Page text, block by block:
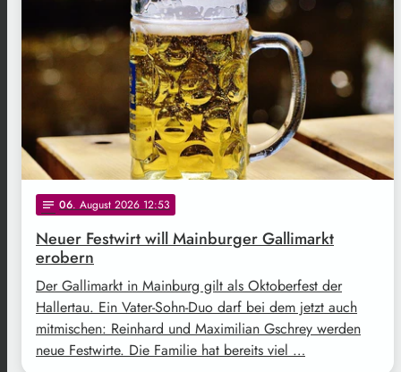
notes 06. August 2026 12:53
Neuer Festwirt will Mainburger Gallimarkt
erobern
Der Gallimarkt in Mainburg gilt als Oktoberfest der
Hallertau. Ein Vater-Sohn-Duo darf bei dem jetzt auch
mitmischen: Reinhard und Maximilian Gschrey werden
neue Festwirte. Die Familie hat bereits viel …